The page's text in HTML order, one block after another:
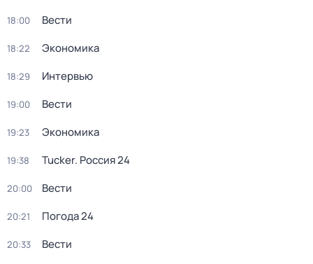
18:00 Вести
18:22 Экономика
18:29 Интервью
19:00 Вести
19:23 Экономика
19:38 Tucker. Россия 24
20:00 Вести
20:21 Погода 24
20:33 Вести